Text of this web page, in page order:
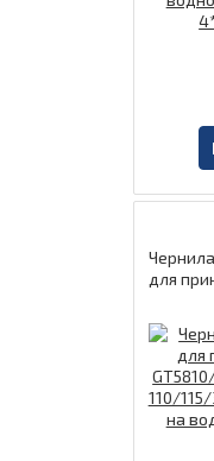
для
110/
5/418
70 мл